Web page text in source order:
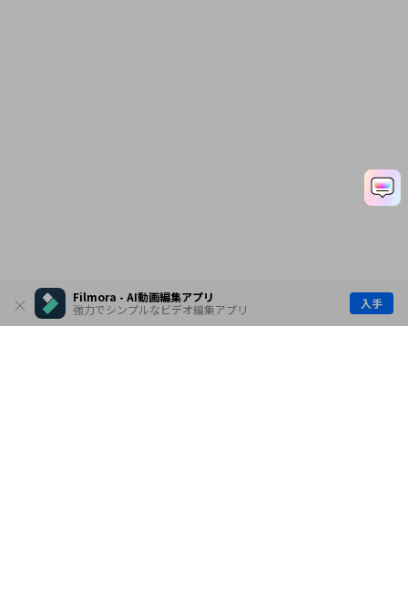
Filmora - AI動画編集アプリ
強力でシンプルなビデオ編集アプリ
入手